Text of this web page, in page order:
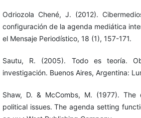
Odriozola Chené, J. (2012).
configuración de la agenda mediática
el Mensaje Periodístico, 18 (1), 157-171.
Sautu, R. (2005). Todo es teoría.
investigación. Buenos Aires, Argentina:
Shaw, D. & McCombs, M. (1977). The
political issues. The agenda setting